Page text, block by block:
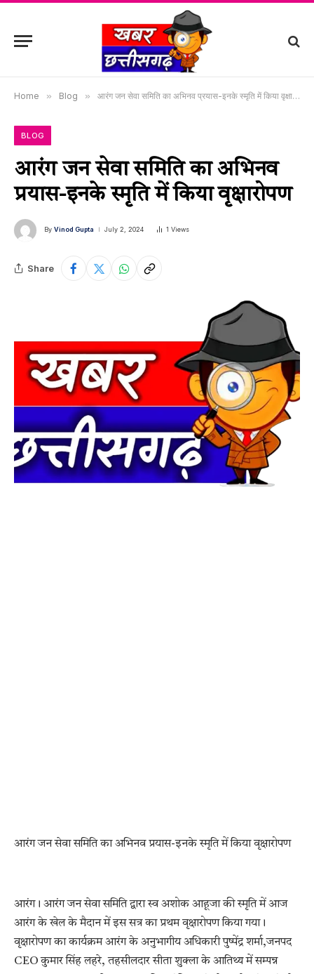
Home » Blog » आरंग जन सेवा समिति का अभिनव प्रयास-इनके स्मृति में किया वृक्षारोपण
BLOG
आरंग जन सेवा समिति का अभिनव
प्रयास-इनके स्मृति में किया वृक्षारोपण
By Vinod Gupta July 2, 2024 1 Views
Share
आरंग जन सेवा समिति का अभिनव प्रयास-इनके स्मृति में किया वृक्षारोपण
आरंग। आरंग जन सेवा समिति द्वारा स्व अशोक आहूजा की स्मृति में आज
आरंग के खेल के मैदान में इस सत्र का प्रथम वृक्षारोपण किया गया।
वृक्षारोपण का कार्यक्रम आरंग के अनुभागीय अधिकारी पुष्पेंद्र शर्मा,जनपद
CEO कुमार सिंह लहरे, तहसीलदार सीता शुक्ला के आतिथ्य में सम्पन्न